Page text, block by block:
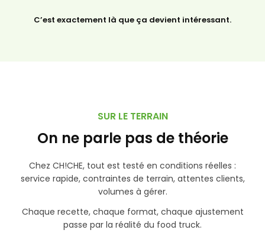
C’est exactement là que ça devient intéressant.
SUR LE TERRAIN
On ne parle pas de théorie
Chez CH!CHE, tout est testé en conditions réelles :
service rapide, contraintes de terrain, attentes clients,
volumes à gérer.
Chaque recette, chaque format, chaque ajustement
passe par la réalité du food truck.